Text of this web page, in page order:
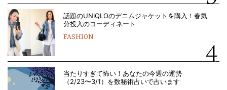
話題のUNIQLOのデニムジャケットを購入！春気
分投入のコーディネート
FASHION
当たりすぎて怖い！あなたの今週の運勢
（2/23〜3/1）を数秘術占いで占います